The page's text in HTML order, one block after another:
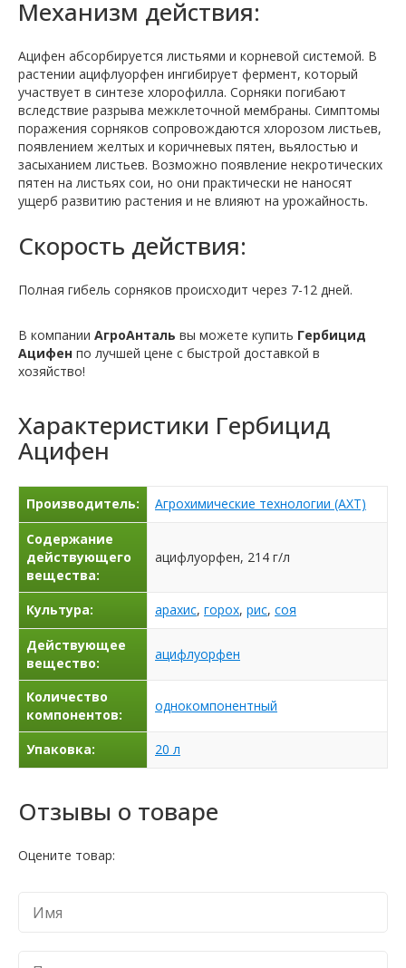
Механизм действия:
Ацифен абсорбируется листьями и корневой системой. В
растении ацифлуорфен ингибирует фермент, который
участвует в синтезе хлорофилла. Сорняки погибают
вследствие разрыва межклеточной мембраны. Симптомы
поражения сорняков сопровождаются хлорозом листьев,
появлением желтых и коричневых пятен, вьялостью и
засыханием листьев. Возможно появление некротических
пятен на листьях сои, но они практически не наносят
ущерб развитию растения и не влияют на урожайность.
Скорость действия:
Полная гибель сорняков происходит через 7-12 дней.
В компании АгроАнталь вы можете купить Гербицид
Ацифен по лучшей цене с быстрой доставкой в
хозяйство!
Характеристики Гербицид
Ацифен
Производитель: Агрохимические технологии (АХТ)
Содержание
действующего
вещества:
ацифлуорфен, 214 г/л
Культура: арахис, горох, рис, соя
Действующее
вещество:
ацифлуорфен
Количество
компонентов:
однокомпонентный
Упаковка: 20 л
Отзывы о товаре
Оцените товар: